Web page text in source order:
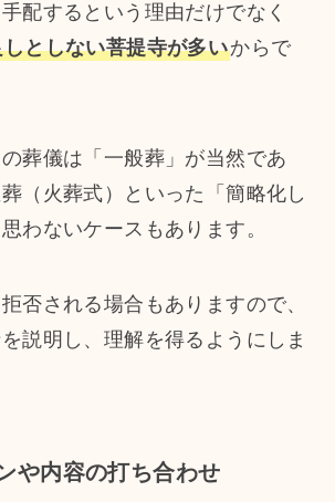
配するという理由だけでなく
としない菩提寺が多いからで
葬儀は「一般葬」が当然であ
（火葬式）といった「簡略化し
わないケースもあります。
否される場合もありますので、
説明し、理解を得るようにしま
や内容の打ち合わせ